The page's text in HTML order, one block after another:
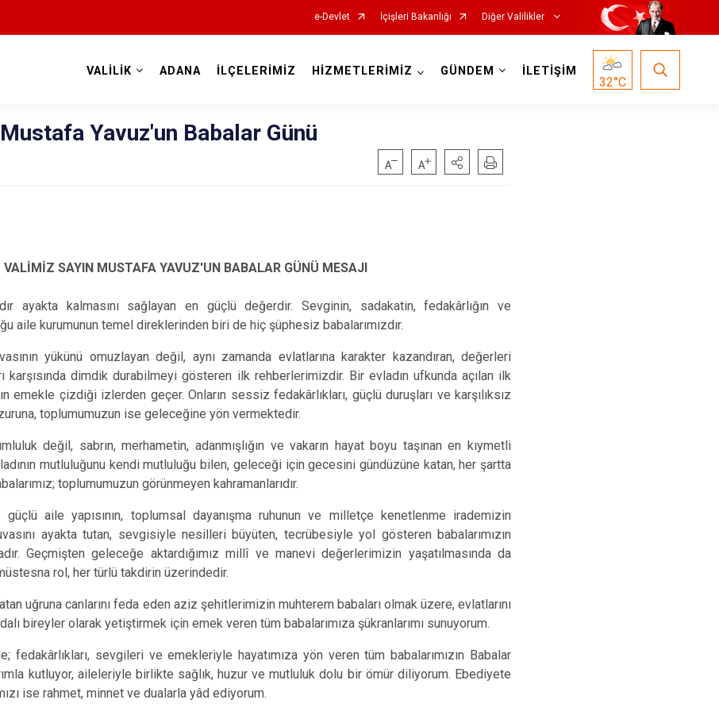
e-Devlet İçişleri Bakanlığı Diğer Valilikler
VALİLİK ADANA İLÇELERİMİZ HİZMETLERİMİZ GÜNDEM İLETİŞİM
32°C
Yavuz'un Babalar Günü
VALİMİZ SAYIN MUSTAFA YAVUZ'UN BABALAR GÜNÜ MESAJI
ayakta kalmasını sağlayan en güçlü değerdir. Sevginin, sadakatin, fedakârlığın ve
aile kurumunun temel direklerinden biri de hiç şüphesiz babalarımızdır.
yükünü omuzlayan değil, aynı zamanda evlatlarına karakter kazandıran, değerleri
karşısında dimdik durabilmeyi gösteren ilk rehberlerimizdir. Bir evladın ufkunda açılan ilk
emekle çizdiği izlerden geçer. Onların sessiz fedakârlıkları, güçlü duruşları ve karşılıksız
toplumumuzun ise geleceğine yön vermektedir.
değil, sabrın, merhametin, adanmışlığın ve vakarın hayat boyu taşınan en kıymetli
mutluluğunu kendi mutluluğu bilen, geleceği için gecesini gündüzüne katan, her şartta
toplumumuzun görünmeyen kahramanlarıdır.
aile yapısının, toplumsal dayanışma ruhunun ve milletçe kenetlenme irademizin
ayakta tutan, sevgisiyle nesilleri büyüten, tecrübesiyle yol gösteren babalarımızın
Geçmişten geleceğe aktardığımız millî ve manevi değerlerimizin yaşatılmasında da
rol, her türlü takdirin üzerindedir.
uğruna canlarını feda eden aziz şehitlerimizin muhterem babaları olmak üzere, evlatlarını
bireyler olarak yetiştirmek için emek veren tüm babalarımıza şükranlarımı sunuyorum.
fedakârlıkları, sevgileri ve emekleriyle hayatımıza yön veren tüm babalarımızın Babalar
kutluyor, aileleriyle birlikte sağlık, huzur ve mutluluk dolu bir ömür diliyorum. Ebediyete
ise rahmet, minnet ve dualarla yâd ediyorum.